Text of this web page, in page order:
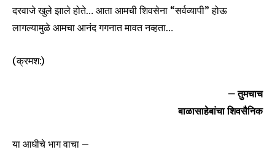
दरवाजे खुले झाले होते… आता आमची शिवसेना “सर्वव्यापी” होऊ
लागल्यामुळे आमचा आनंद गगनात मावत नव्हता…
(क्रमश:)
– तुमचाच
बाळासाहेबांचा शिवसैनिक
या आधीचे भाग वाचा –